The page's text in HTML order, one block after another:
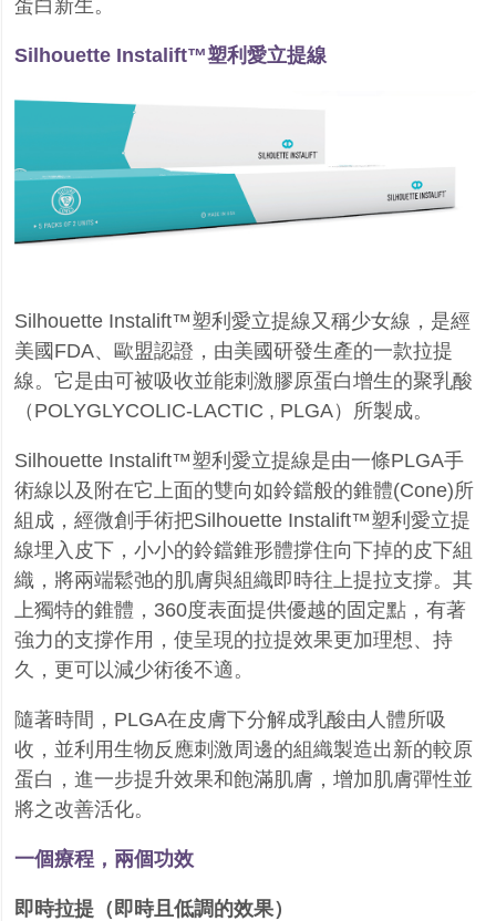
蛋白新生。
Silhouette Instalift™塑利愛立提線
Silhouette Instalift™塑利愛立提線又稱少女線，是經
美國 FDA、歐盟認證，由美國研發生產的一款拉提
線。它是由可被吸收並能刺激膠原蛋白增生的聚乳酸
（ POLYGLYCOLIC-LACTIC , PLGA）所製成。
Silhouette Instalift™塑利愛立提線是由一條PLGA手
術線以及附在它上面的雙向如鈴鐺般的錐體(Cone)所
組成，經微創手術把Silhouette Instalift™塑利愛立提
線埋入皮下，小小的鈴鐺錐形體撐住向下掉的皮下組
織，將兩端鬆弛的肌膚與組織即時往上提拉支撐。其
上獨特的錐體， 360度表面提供優越的固定點，有著
強力的支撐作用，使呈現的拉提效果更加理想、持
久，更可以減少術後不適。
隨著時間， PLGA在皮膚下分解成乳酸由人體所吸
收，並利用生物反應刺激周邊的組織製造出新的較原
蛋白，進一步提升效果和飽滿肌膚，增加肌膚彈性並
將之改善活化。
一個療程，兩個功效
即時拉提（即時且低調的效果）